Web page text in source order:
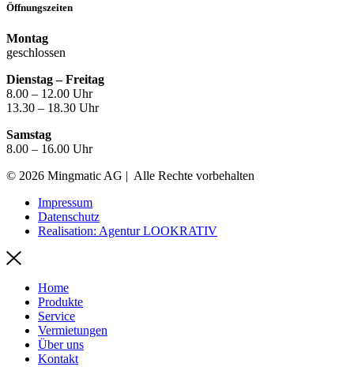
Öffnungszeiten
Montag
geschlossen
Dienstag – Freitag
8.00 – 12.00 Uhr
13.30 – 18.30 Uhr
Samstag
8.00 – 16.00 Uhr
© 2026 Mingmatic AG | Alle Rechte vorbehalten
Impressum
Datenschutz
Realisation: Agentur LOOKRATIV
Home
Produkte
Service
Vermietungen
Über uns
Kontakt